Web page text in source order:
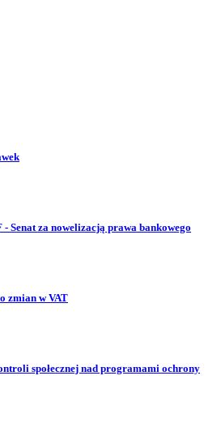
Senat za nowelizacją prawa bankowego
zmian w VAT
społecznej nad programami ochrony